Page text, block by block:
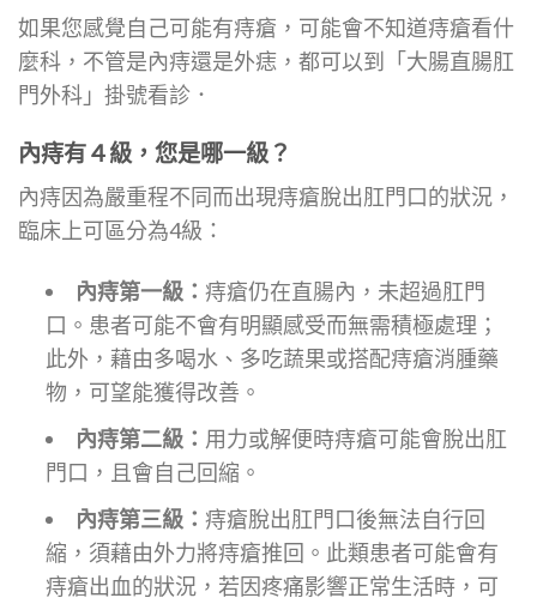
如果您感覺自己可能有痔瘡，可能會不知道痔瘡看什
麼科，不管是內痔還是外痣，都可以到「大腸直腸肛
門外科」掛號看診．
內痔有４級，您是哪一級？
內痔因為嚴重程不同而出現痔瘡脫出肛門口的狀況，
臨床上可區分為4級：
內痔第一級：痔瘡仍在直腸內，未超過肛門
口。患者可能不會有明顯感受而無需積極處理；
此外，藉由多喝水、多吃蔬果或搭配痔瘡消腫藥
物，可望能獲得改善。
內痔第二級： 用力或解便時痔瘡可能會脫出肛
門口，且會自己回縮。
內痔第三級：痔瘡脫出肛門口後無法自行回
縮，須藉由外力將痔瘡推回。此類患者可能會有
痔瘡出血的狀況，若因疼痛影響正常生活時，可